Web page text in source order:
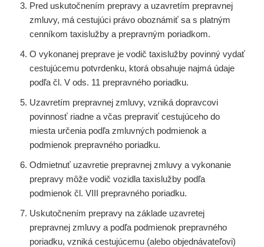
Pred uskutočnením prepravy a uzavretím prepravnej
zmluvy, má cestujúci právo oboznámiť sa s platným
cenníkom taxislužby a prepravným poriadkom.
O vykonanej preprave je vodič taxislužby povinný vydať
cestujúcemu potvrdenku, ktorá obsahuje najmá údaje
podľa čl. V ods. 11 prepravného poriadku.
Uzavretím prepravnej zmluvy, vzniká dopravcovi
povinnosť riadne a včas prepraviť cestujúceho do
miesta určenia podľa zmluvných podmienok a
podmienok prepravného poriadku.
Odmietnuť uzavretie prepravnej zmluvy a vykonanie
prepravy môže vodič vozidla taxislužby podľa
podmienok čl. VIII prepravného poriadku.
Uskutočnením prepravy na základe uzavretej
prepravnej zmluvy a podľa podmienok prepravného
poriadku, vzniká cestujúcemu (alebo objednávateľovi)